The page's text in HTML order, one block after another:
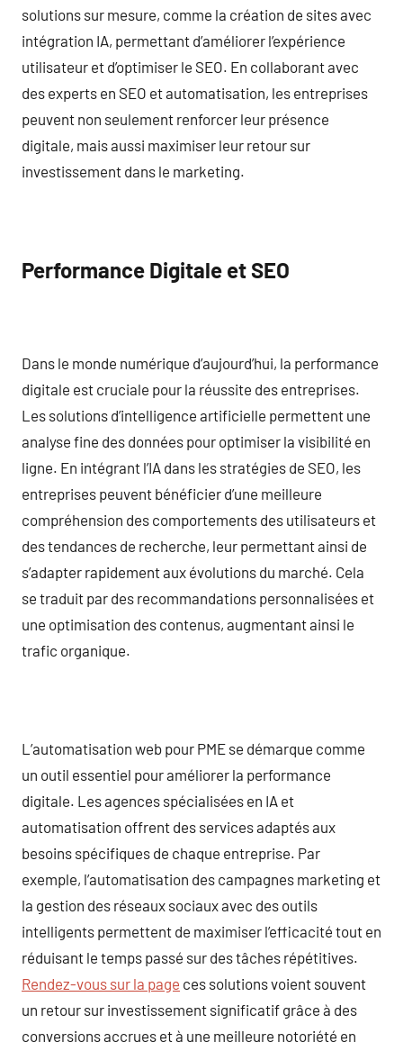
solutions sur mesure, comme la création de sites avec
intégration IA, permettant d’améliorer l’expérience
utilisateur et d’optimiser le SEO. En collaborant avec
des experts en SEO et automatisation, les entreprises
peuvent non seulement renforcer leur présence
digitale, mais aussi maximiser leur retour sur
investissement dans le marketing.
Performance Digitale et SEO
Dans le monde numérique d’aujourd’hui, la performance
digitale est cruciale pour la réussite des entreprises.
Les solutions d’intelligence artificielle permettent une
analyse fine des données pour optimiser la visibilité en
ligne. En intégrant l’IA dans les stratégies de SEO, les
entreprises peuvent bénéficier d’une meilleure
compréhension des comportements des utilisateurs et
des tendances de recherche, leur permettant ainsi de
s’adapter rapidement aux évolutions du marché. Cela
se traduit par des recommandations personnalisées et
une optimisation des contenus, augmentant ainsi le
trafic organique.
L’automatisation web pour PME se démarque comme
un outil essentiel pour améliorer la performance
digitale. Les agences spécialisées en IA et
automatisation offrent des services adaptés aux
besoins spécifiques de chaque entreprise. Par
exemple, l’automatisation des campagnes marketing et
la gestion des réseaux sociaux avec des outils
intelligents permettent de maximiser l’efficacité tout en
réduisant le temps passé sur des tâches répétitives.
Rendez-vous sur la page ces solutions voient souvent
un retour sur investissement significatif grâce à des
conversions accrues et à une meilleure notoriété en